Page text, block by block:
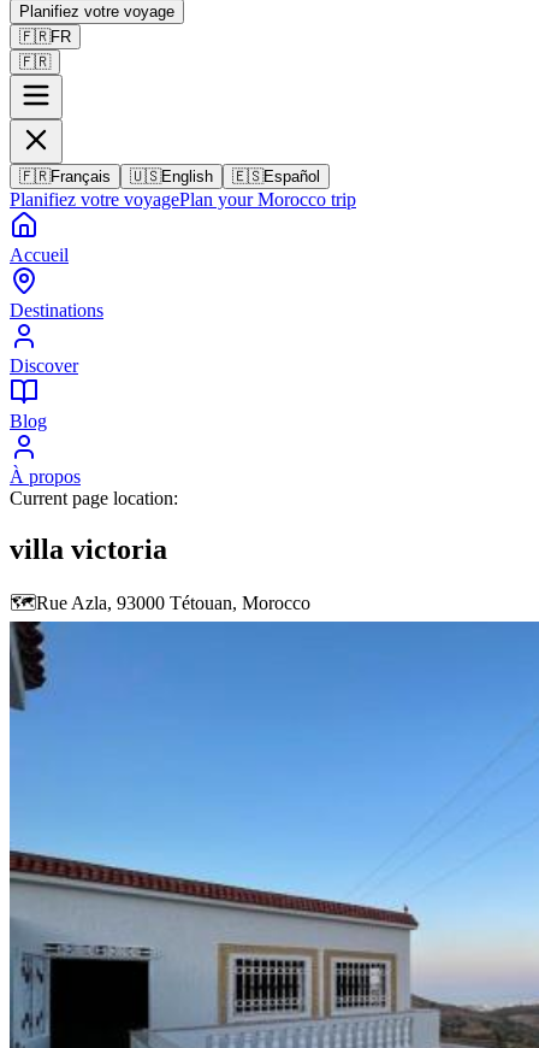
Planifiez votre voyage
🇫🇷FR
🇫🇷
🇫🇷Français 🇺🇸English 🇪🇸Español
Planifiez votre voyagePlan your Morocco trip
Accueil
Destinations
Discover
Blog
À propos
Current page location:
villa victoria
🗺️Rue Azla, 93000 Tétouan, Morocco